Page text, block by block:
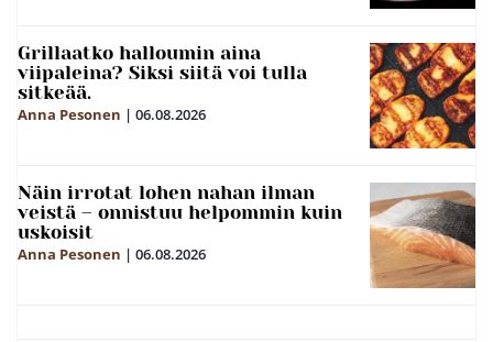
Grillaatko halloumin aina
viipaleina? Siksi siitä voi tulla
sitkeää.
Anna Pesonen | 06.08.2026
Näin irrotat lohen nahan ilman
veistä – onnistuu helpommin kuin
uskoisit
Anna Pesonen | 06.08.2026